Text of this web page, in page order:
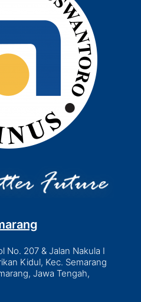
No. 207 & Jalan Nakula I
Kidul, Kec. Semarang
Jawa Tengah,